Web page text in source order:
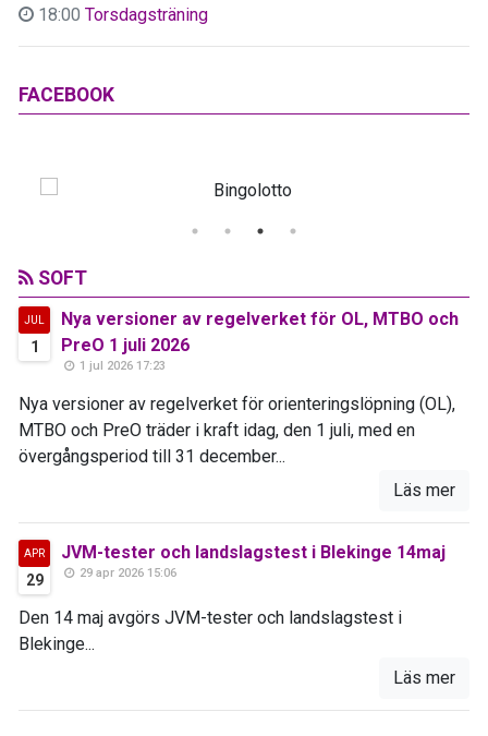
18:00 Torsdagsträning
FACEBOOK
SOFT
JUL
1
Nya versioner av regelverket för OL, MTBO och
PreO 1 juli 2026
1 jul 2026 17:23
Nya versioner av regelverket för orienteringslöpning (OL),
MTBO och PreO träder i kraft idag, den 1 juli, med en
övergångsperiod till 31 december...
Läs mer
APR
29
JVM-tester och landslagstest i Blekinge 14maj
29 apr 2026 15:06
Den 14 maj avgörs JVM-tester och landslagstest i
Blekinge...
Läs mer